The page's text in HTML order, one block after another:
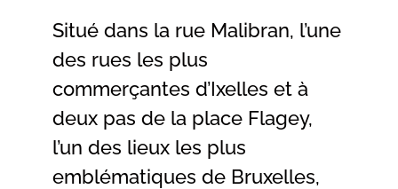
Situé dans la rue Malibran, l’une
des rues les plus
commerçantes d’Ixelles et à
deux pas de la place Flagey,
l’un des lieux les plus
emblématiques de Bruxelles,